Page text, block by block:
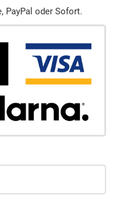
PayPal oder Sofort.